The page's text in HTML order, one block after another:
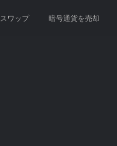
スワップ 暗号通貨を売却